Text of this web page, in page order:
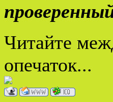
Читайте
опечаток...